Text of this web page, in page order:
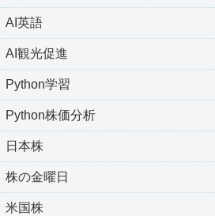
AI英語
AI観光促進
Python学習
Python株価分析
日本株
株の金曜日
米国株